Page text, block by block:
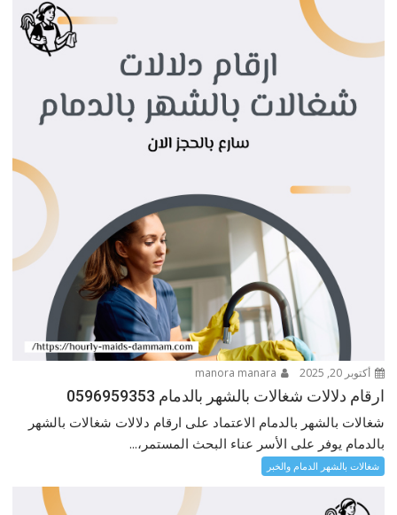
أكتوبر 20, 2025
ارقام دلالات شغالات بالشهر بالدمام 0596959353
شغالات بالشهر بالدمام الاعتماد على ارقام دلالات شغالات بالشهر
بالدمام يوفر على الأسر عناء البحث المستمر،...
شغالات بالشهر الدمام والخبر